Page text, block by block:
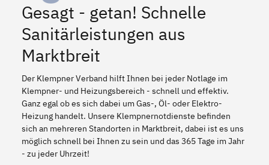
Gesagt - getan! Schnelle
Sanitärleistungen aus
Marktbreit
Der Klempner Verband hilft Ihnen bei jeder Notlage im
Klempner- und Heizungsbereich - schnell und effektiv.
Ganz egal ob es sich dabei um Gas-, Öl- oder Elektro-
Heizung handelt. Unsere Klempnernotdienste befinden
sich an mehreren Standorten in Marktbreit, dabei ist es uns
möglich schnell bei Ihnen zu sein und das 365 Tage im Jahr
- zu jeder Uhrzeit!